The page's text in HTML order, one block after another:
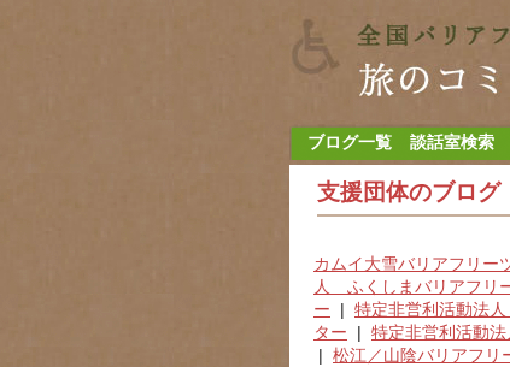
ブログ一覧 談話室検索
支援団体のブログ
カムイ大雪バリアフリー
人 ふくしまバリアフリ
ー | 特定非営利活動法
ター | 特定非営利活動
| 松江／山陰バリアフリ